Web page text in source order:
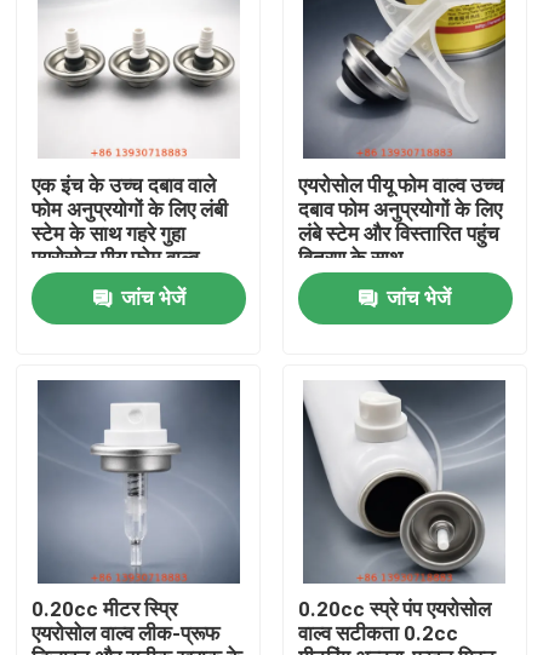
उत्पादों
हमारे बारे में
एक इंच के उच्च दबाव वाले
फोम अनुप्रयोगों के लिए लंबी
स्टेम के साथ गहरे गुहा
एयरोसोल पीयू फोम वाल्व
जांच भेजें
एयरोसोल पीयू फोम वाल्व उच्च
दबाव फोम अनुप्रयोगों के लिए
लंबे स्टेम और विस्तारित पहुंच
वितरण के साथ
जांच भेजें
0.20cc मीटर स्प्रि
एयरोसोल वाल्व लीक-प्रूफ
0.20cc स्प्रे पंप एयरोसोल
वाल्व सटीकता 0.2cc